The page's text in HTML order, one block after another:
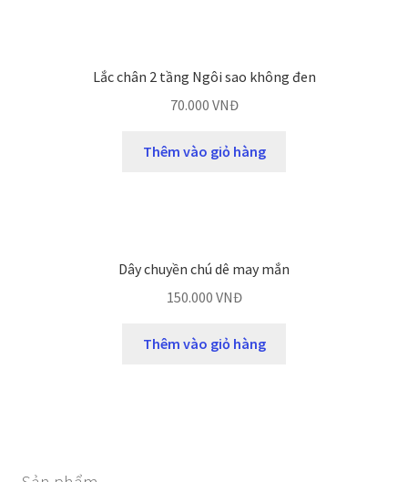
Lắc chân 2 tầng Ngôi sao không đen
70.000 VNĐ
Thêm vào giỏ hàng
Dây chuyền chú dê may mắn
150.000 VNĐ
Thêm vào giỏ hàng